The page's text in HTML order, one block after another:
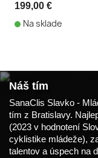
199,00 €
Na sklade
Náš tím
SanaClis Slavko -
tím z Bratislavy.
(2023 v hodnotení
cyklistike mládeže),
talentov a úspech na